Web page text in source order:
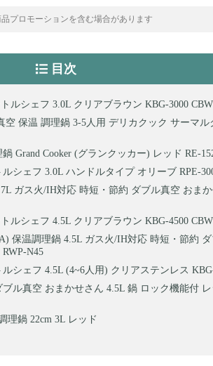
プロモーションを含む場合があります
目次
ルシェフ 3.0L クリアブラウン KBG-3000 CBW
空 保温 調理鍋 3-5人用 デリカクック サーマル
Grand Cooker (グランクッカー) レッド RE-
シェフ 3.0L ハンドルタイプ オリーブ RPE-
ガス火/IH対応 時短・節約 ダブル真空 おま
ルシェフ 4.5L クリアブラウン KBG-4500 CBW
保温調理鍋 4.5L ガス火/IH対応 時短・節約
N45
シェフ 4.5L (4~6人用) クリアステンレス
ル真空 おまかせさん 4.5L 鍋 ロック機能付
理鍋 22cm 3L レッド